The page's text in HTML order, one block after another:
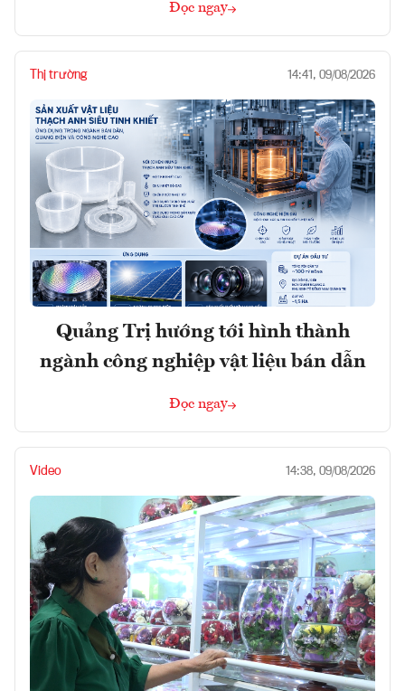
Đọc ngay
Thị trường 14:41, 09/08/2026
Quảng Trị hướng tới hình thành
ngành công nghiệp vật liệu bán dẫn
Đọc ngay
Video 14:38, 09/08/2026